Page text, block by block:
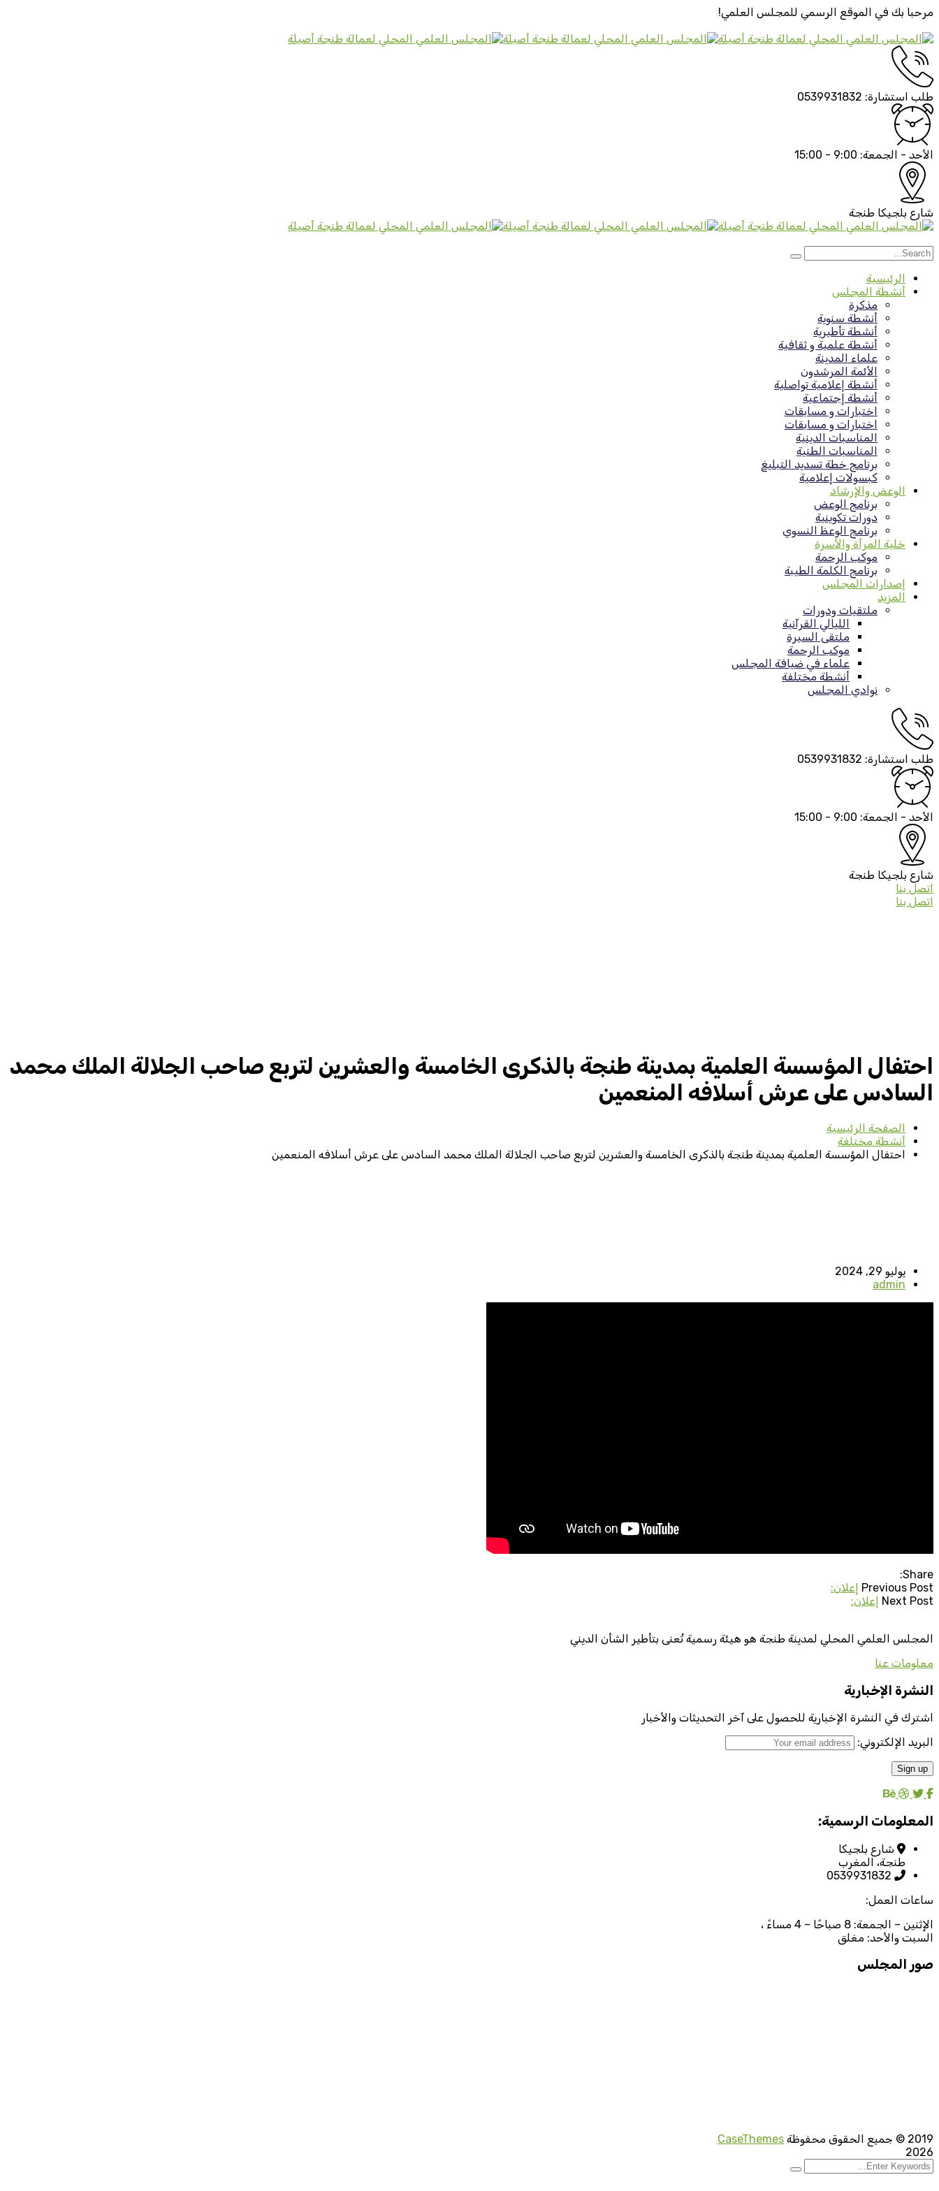
مرحبا بك في الموقع الرسمي للمجلس العلمي!
طلب استشارة: 0539931832
الأحد - الجمعة: 9:00 - 15:00
شارع بلجيكا طنجة
الرئيسية
أنشطة المجلس
مذكرة
أنشطة سنوية
أنشطة تأطيرية
أنشطة علمية و ثقافية
علماء المدينة
الأئمة المرشدون
أنشطة إعلامية تواصلية
أنشطة إجتماعية
اختبارات و مسابقات
اختبارات و مسابقات
المناسبات الدينية
المناسبات الطنية
برنامج خطة تسديد التبليغ
كبسولات إعلامية
الوعض والإرشاد
برنامج الوعض
دورات تكوينية
برنامج الوعظ النسوي
خلية المرأة والأسرة
موكب الرحمة
برنامج الكلمة الطيبة
إصدارات المجلس
المزيد
ملتقيات ودورات
الليالي القرآنية
ملتقى السيرة
موكب الرحمة
علماء في ضيافة المجلس
أنشطة مختلفة
نوادي المجلس
طلب استشارة: 0539931832
الأحد - الجمعة: 9:00 - 15:00
شارع بلجيكا طنجة
اتصل بنا
اتصل بنا
احتفال المؤسسة العلمية بمدينة طنجة بالذكرى الخامسة والعشرين لتربع صاحب الجلالة الملك محمد
السادس على عرش أسلافه المنعمين
الصفحة الرئيسية
أنشطة مختلفة
احتفال المؤسسة العلمية بمدينة طنجة بالذكرى الخامسة والعشرين لتربع صاحب الجلالة الملك محمد السادس على عرش أسلافه المنعمين
يوليو 29, 2024
admin
Share:
Previous Post إعلان:
Next Post إعلان:
المجلس العلمي المحلي لمدينة طنجة هو هيئة رسمية تُعنى بتأطير الشأن الديني
معلومات عنا
النشرة الإخبارية
اشترك في النشرة الإخبارية للحصول على آخر التحديثات والأخبار
البريد الإلكتروني:
المعلومات الرسمية:
شارع بلجيكا
طنجة، المغرب
0539931832
ساعات العمل:
الإثنين – الجمعة: 8 صباحًا – 4 مساءً ،
السبت والأحد: مغلق
صور المجلس
2019 © جميع الحقوق محفوظة CaseThemes
2026